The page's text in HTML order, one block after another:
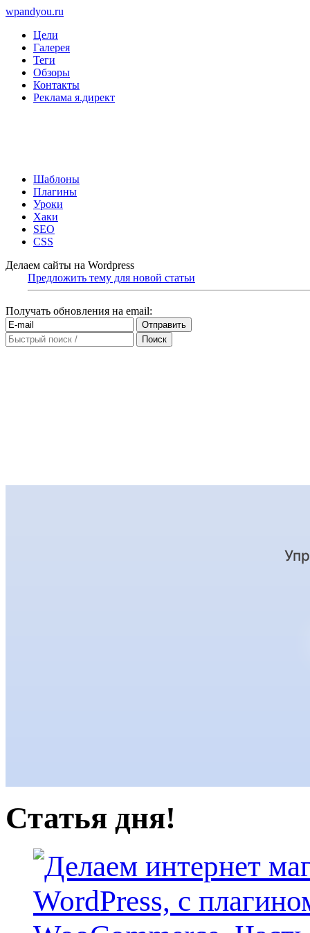
wpandyou.ru
Цели
Галерея
Теги
Обзоры
Контакты
Реклама я.директ
Шаблоны
Плагины
Уроки
Хаки
SEO
CSS
Делаем сайты на Wordpress
Предложить тему для новой статьи
Получать обновления на email:
Статья дня!